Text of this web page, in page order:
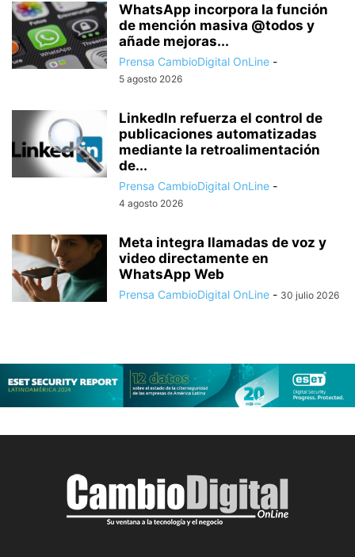
WhatsApp incorpora la función
de mención masiva @todos y
añade mejoras...
Prensa CambioDigital OnLine -
5 agosto 2026
LinkedIn refuerza el control de
publicaciones automatizadas
mediante la retroalimentación
de...
Prensa CambioDigital OnLine -
4 agosto 2026
Meta integra llamadas de voz y
video directamente en
WhatsApp Web
Prensa CambioDigital OnLine - 30 julio 2026